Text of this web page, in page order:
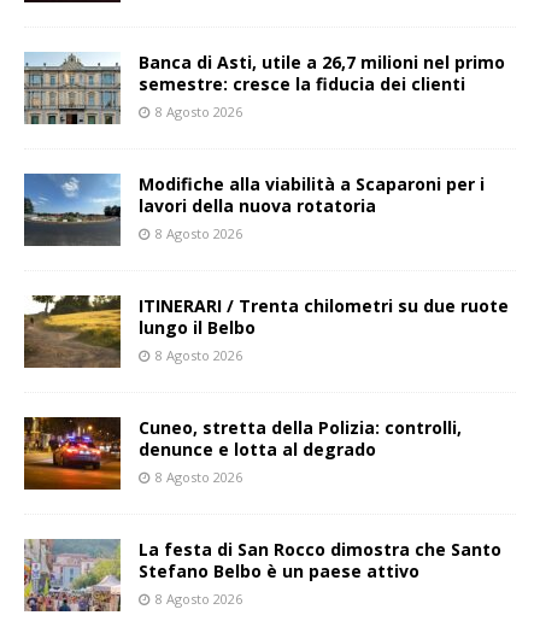
Banca di Asti, utile a 26,7 milioni nel primo
semestre: cresce la fiducia dei clienti
8 Agosto 2026
Modifiche alla viabilità a Scaparoni per i
lavori della nuova rotatoria
8 Agosto 2026
ITINERARI / Trenta chilometri su due ruote
lungo il Belbo
8 Agosto 2026
Cuneo, stretta della Polizia: controlli,
denunce e lotta al degrado
8 Agosto 2026
La festa di San Rocco dimostra che Santo
Stefano Belbo è un paese attivo
8 Agosto 2026